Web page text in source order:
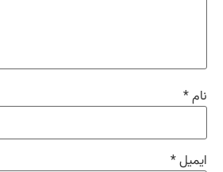
نام*
ایمیل*